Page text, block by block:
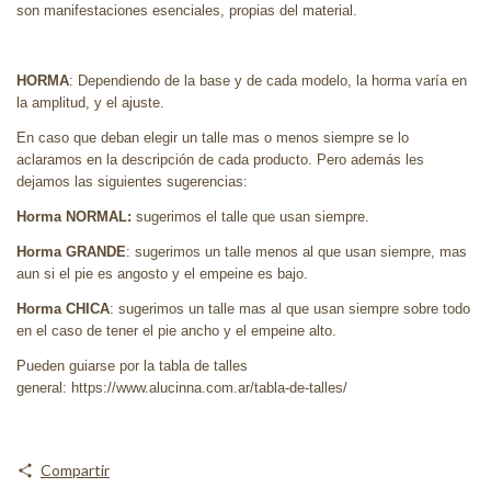
son manifestaciones esenciales, propias del material.
HORMA: Dependiendo de la base y de cada modelo, la horma varía en
la amplitud, y el ajuste.
En caso que deban elegir un talle mas o menos siempre se lo
aclaramos en la descripción de cada producto. Pero además les
dejamos las siguientes sugerencias:
Horma NORMAL: sugerimos el talle que usan siempre.
Horma GRANDE: sugerimos un talle menos al que usan siempre, mas
aun si el pie es angosto y el empeine es bajo.
Horma CHICA: sugerimos un talle mas al que usan siempre sobre todo
en el caso de tener el pie ancho y el empeine alto.
Pueden guiarse por la tabla de talles
general: https://www.alucinna.com.ar/tabla-de-talles/
Compartir